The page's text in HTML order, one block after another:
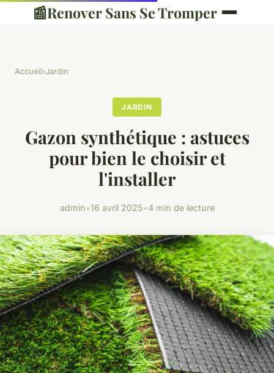
📰Renover Sans Se Tromper
Accueil›Jardin
JARDIN
Gazon synthétique : astuces
pour bien le choisir et
l'installer
admin•16 avril 2025•4 min de lecture